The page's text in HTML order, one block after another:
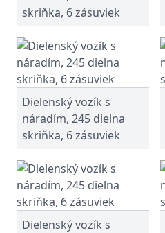
skriňka, 6 zásuviek
Dielenský vozík s
náradím, 245 dielna
skriňka, 6 zásuviek
Dielenský vozík s